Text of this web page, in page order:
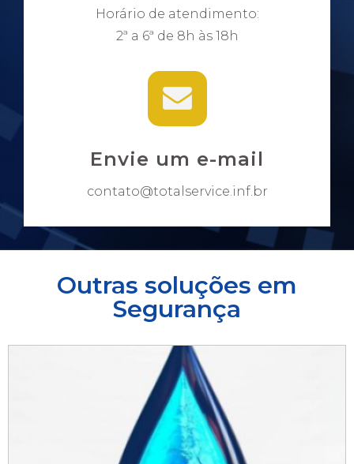
Horário de atendimento:
2ª a 6ª de 8h às 18h
Envie um e-mail
contato@totalservice.inf.br
Outras soluções em
Segurança